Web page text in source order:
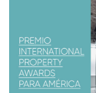
PREMIO
Ganadores